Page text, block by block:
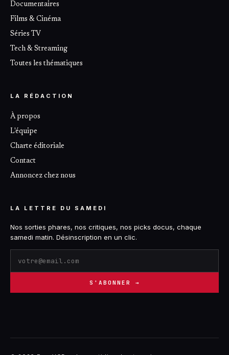
Documentaires
Films & Cinéma
Séries TV
Tech & Streaming
Toutes les thématiques
LA RÉDACTION
À propos
L'équipe
Charte éditoriale
Contact
Annoncez chez nous
LA LETTRE DU SAMEDI
Nos sorties phares, nos critiques, nos picks docus, chaque
samedi matin. Désinscription en un clic.
S'ABONNER →